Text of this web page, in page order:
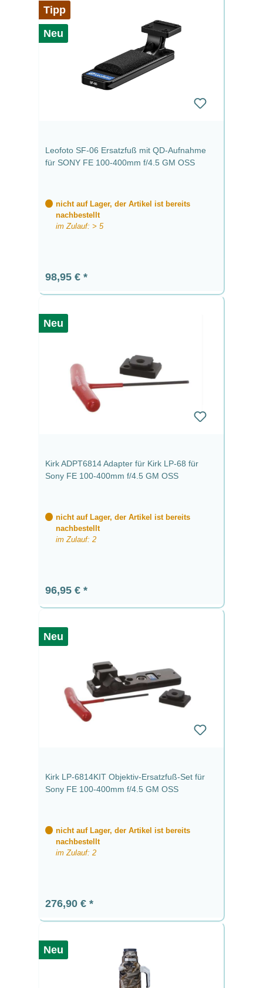
Tipp
Neu
Leofoto SF-06 Ersatzfuß mit QD-Aufnahme
für SONY FE 100-400mm f/4.5 GM OSS
nicht auf Lager, der Artikel ist bereits
nachbestellt
im Zulauf: > 5
Regulärer Preis:
98,95 €
Neu
Kirk ADPT6814 Adapter für Kirk LP-68 für
Sony FE 100-400mm f/4.5 GM OSS
nicht auf Lager, der Artikel ist bereits
nachbestellt
im Zulauf: 2
Regulärer Preis:
96,95 €
Neu
Kirk LP-6814KIT Objektiv-Ersatzfuß-Set für
Sony FE 100-400mm f/4.5 GM OSS
nicht auf Lager, der Artikel ist bereits
nachbestellt
im Zulauf: 2
Regulärer Preis:
276,90 €
Neu